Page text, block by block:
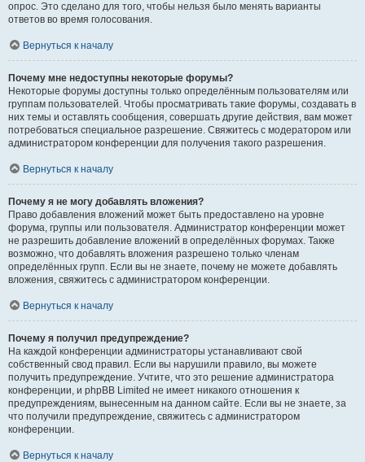
опрос. Это сделано для того, чтобы нельзя было менять варианты
ответов во время голосования.
Вернуться к началу
Почему мне недоступны некоторые форумы?
Некоторые форумы доступны только определённым пользователям или
группам пользователей. Чтобы просматривать такие форумы, создавать в
них темы и оставлять сообщения, совершать другие действия, вам может
потребоваться специальное разрешение. Свяжитесь с модератором или
администратором конференции для получения такого разрешения.
Вернуться к началу
Почему я не могу добавлять вложения?
Право добавления вложений может быть предоставлено на уровне
форума, группы или пользователя. Администратор конференции может
не разрешить добавление вложений в определённых форумах. Также
возможно, что добавлять вложения разрешено только членам
определённых групп. Если вы не знаете, почему не можете добавлять
вложения, свяжитесь с администратором конференции.
Вернуться к началу
Почему я получил предупреждение?
На каждой конференции администраторы устанавливают свой
собственный свод правил. Если вы нарушили правило, вы можете
получить предупреждение. Учтите, что это решение администратора
конференции, и phpBB Limited не имеет никакого отношения к
предупреждениям, вынесенным на данном сайте. Если вы не знаете, за
что получили предупреждение, свяжитесь с администратором
конференции.
Вернуться к началу